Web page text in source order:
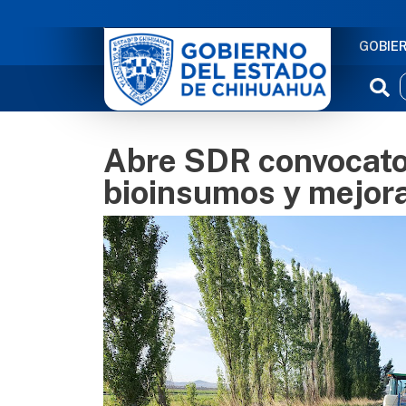
Abre SDR
bioinsumos y